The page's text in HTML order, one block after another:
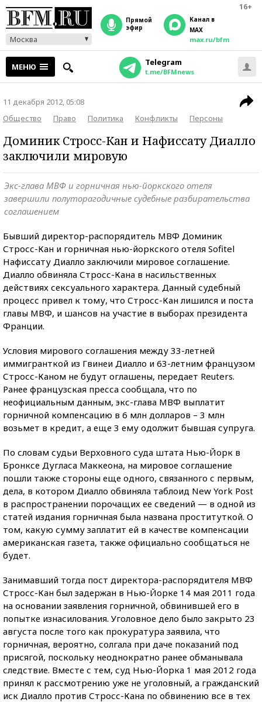
16+
Москва
прямой
эфир
Канал в
MAX
max.ru/bfm
МЕНЮ Telegram
t.me/BFMnews
11 декабря 2012, 05:08
Общество
Право Политика Конфликты Персоны
Доминик Стросс-Кан и Нафиссату Диалло
заключили мировую
Экс-глава МВФ и горничная нью-йоркского отеля
завершили полуторагодичные судебные разбирательства
соглашением
Бывший директор-распорядитель МВФ Доминик
Стросс-Кан и горничная нью-йоркского отеля Sofitel
Нафиссату Диалло заключили мировое соглашение.
Диалло обвиняла Стросс-Кана в насильственных
действиях сексуального характера. Данный судебный
процесс привел к тому, что Стросс-Кан лишился и поста
главы МВФ, и шансов на участие в выборах президента
Франции.
Условия мирового соглашения между 33-летней
иммигранткой из Гвинеи Диалло и 63-летним французом
Стросс-Каном не будут оглашены, передает Reuters.
Ранее французская пресса сообщала, что по
неофициальным данным, экс-глава МВФ выплатит
горничной компенсацию в 6 млн долларов – 3 млн
возьмет в кредит, а еще 3 ему одолжит бывшая супруга.
По словам судьи Верховного суда штата Нью-Йорк в
Бронксе Дугласа Маккеона, на мировое соглашение
пошли также стороны еще одного, связанного с первым,
дела, в котором Диалло обвиняла таблоид New York Post
в распространении порочащих ее сведений — в одной из
статей издания горничная была названа проституткой. О
том, какую сумму заплатит ей в качестве компенсации
американская газета, также официально сообщаться не
будет.
Занимавший тогда пост директора-распорядителя МВФ
Стросс-Кан был задержан в Нью-Йорке 14 мая 2011 года
на основании заявления горничной, обвинившей его в
попытке изнасилования. Уголовное дело было закрыто 23
августа после того как прокуратура заявила, что
горничная, вероятно, солгала при даче показаний под
присягой, поскольку неоднократно ранее обманывала
следствие. Вместе с тем, суд Нью-Йорка 1 мая 2012 года
принял к рассмотрению уже не уголовный, а гражданский
иск Диалло против Стросс-Кана по обвинению все в тех